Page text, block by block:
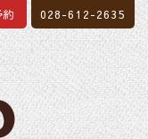
約 028-612-2635